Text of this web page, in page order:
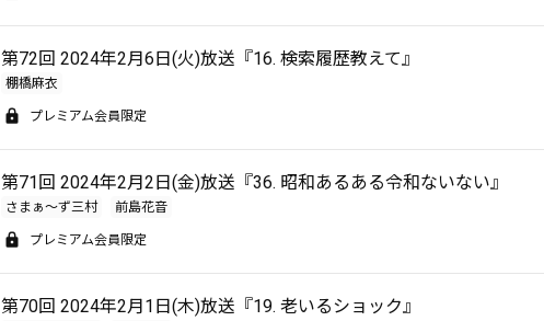
第72回 2024年2月6日(火)放送『16. 検索履歴教えて』
棚橋麻衣
プレミアム会員限定
第71回 2024年2月2日(金)放送『36. 昭和あるある令和ないない』
さまぁ～ず三村 前島花音
プレミアム会員限定
第70回 2024年2月1日(木)放送『19. 老いるショック』